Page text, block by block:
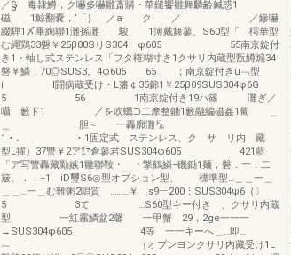
／§ 毒隷鱒，ク嚇多嚇雛斎購・華鑓饗雛舞麟齢鍼惑1
磁 1鯨翻嚢，’「｝ ／a ク ／ ／鰺嚇
綴騨1〆畢絢聯1灘孫灘 駿 1簿戴舞蓼、S60型「 樗華型
む縄鶏33磐￥25β00SりS304 φ605 55南京錠付
き1・軸し式ステンレス「フタ権糊寸き1クサリ内蔵型翫鱒煽34
磐￥鱗，70◎SUS3。4φ605 65 ；南京錠付きu﹁型
i l闘病蔵受け・L藩￠35錦1￥25β09SUS304φ6G
5 56 1南京錠付き19ハ篠 灘ぎ／
囁 籔ド1 ／を吹蠣⊃二摩整鋤1籔融編磁姦1葡 ＿
＿ 胆∼ 一轟廓灘㌦
1・． ・1固定式 ステンレス、ク サ リ内 藏
型L擢｝37讐￥2ア㌘倉蓼君SUS304φ605 421藍
「ア写讐轟藏勤嫉1雛聯鞍・ ・撃鶴鱗−磯鋤1麺，磐．一．二
簸、．．−1 iD璽S6◎型オプション型、 標準型…＿＿一＿
＿＿…一＿む難粥2唱質 ………￥ s9︸200⋮SUS304ψ6｛〕
5 3て …S60型キー付き 、クサリ内蔵
型 一紅霧鱗盆2馨 一甲蟹 29，2ge一一一
→SUS304φ605 4等 一一キーへ＿…即…
︷ ｛オプンヨンクサリ内藏受け1L